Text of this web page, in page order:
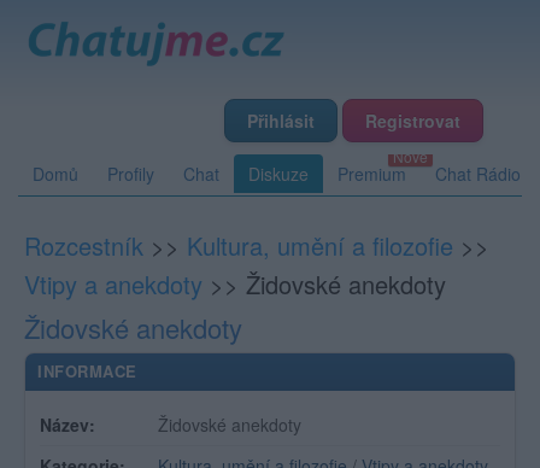
Přihlásit Registrovat
Domů Profily Chat Diskuze Premium Chat Rádio
Rozcestník >> Kultura, umění a filozofie >>
Vtipy a anekdoty >> Židovské anekdoty
Židovské anekdoty
INFORMACE
Název:
Židovské anekdoty